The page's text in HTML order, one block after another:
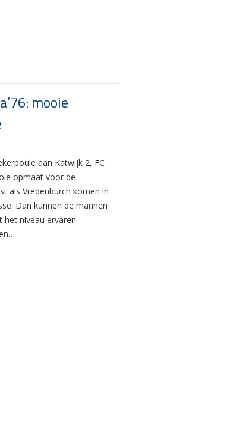
mooie
aan Katwijk 2, FC
opmaat voor de
als Vredenburch komen in
Dan kunnen de mannen
het niveau ervaren